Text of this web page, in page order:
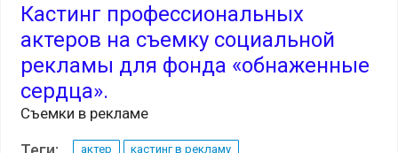
Кастинг профессиональных
актеров на съемку социальной
рекламы для фонда «обнаженные
сердца».
Съемки в рекламе
актер кастинг в рекламу